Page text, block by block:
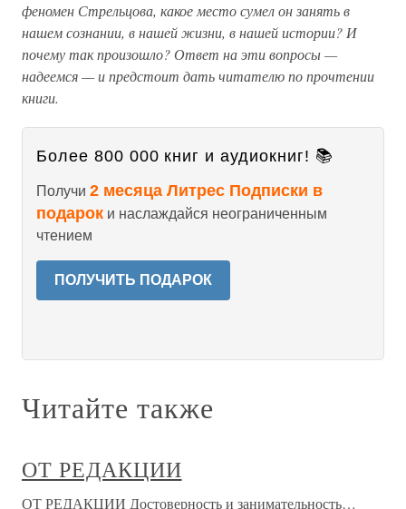
феномен Стрельцова, какое место сумел он занять в
нашем сознании, в нашей жизни, в нашей истории? И
почему так произошло? Ответ на эти вопросы —
надеемся — и предстоит дать читателю по прочтении
книги.
Более 800 000 книг и аудиокниг! 📚
Получи 2 месяца Литрес Подписки в
подарок и наслаждайся неограниченным
чтением
ПОЛУЧИТЬ ПОДАРОК
Читайте также
ОТ РЕДАКЦИИ
ОТ РЕДАКЦИИ Достоверность и занимательность…